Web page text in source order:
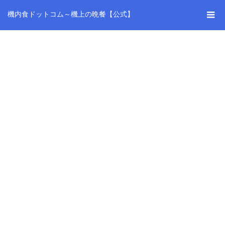
機内食ドットコム～機上の晩餐【公式】